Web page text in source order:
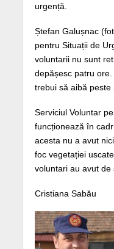
urgență.
Ștefan Galușnac
pentru Situații de
voluntarii nu sunt
depășesc patru
trebui să aibă peste
Serviciul Voluntar
funcționează în
acesta nu a avut
foc vegetației
voluntari au avut de
Cristiana Sabău